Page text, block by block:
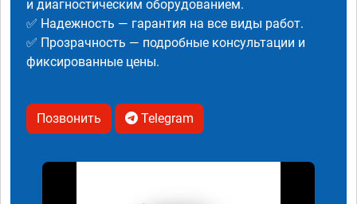
и диагностическим оборудованием.
✅ Надежность — гарантия на все виды работ.
✅ Прозрачность — подробные консультации и
фиксированные цены.
Позвонить Telegram